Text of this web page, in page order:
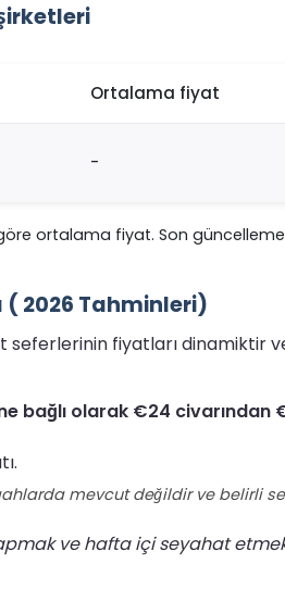
Ortalama fiyat
-
ortalama fiyat. Son
( 2026 Tahminleri)
seferlerinin fiyatları
bağlı olarak €24 civarından
mevcut değildir ve belirli
ve hafta içi seyahat